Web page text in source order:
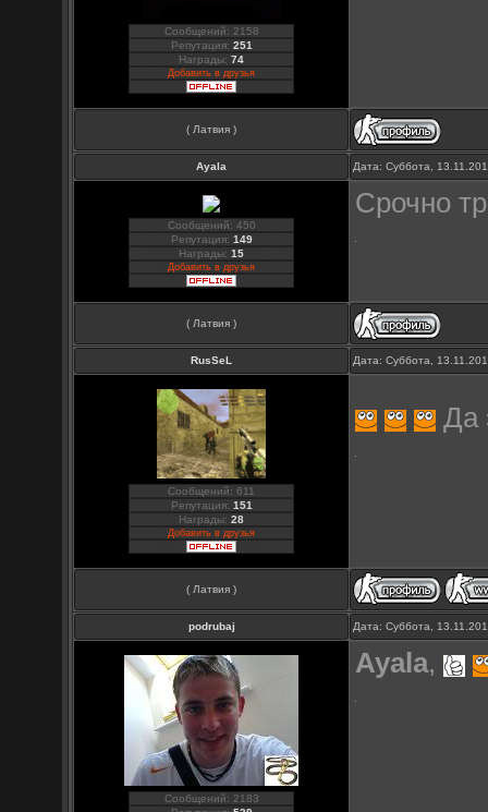
Сообщений: 2158
Репутация: 251
Награды:74
Добавить в друзья
( Латвия )
Ayala Дата: Суббота,
Сообщений: 450
Репутация: 149
Награды:15
Добавить в друзья
Срочно
( Латвия )
RusSeL Дата: Суббота,
Сообщений: 611
Репутация: 151
Награды:28
Добавить в друзья
Да
( Латвия )
podrubaj Дата: Суббота,
Сообщений: 2183
Ayala,